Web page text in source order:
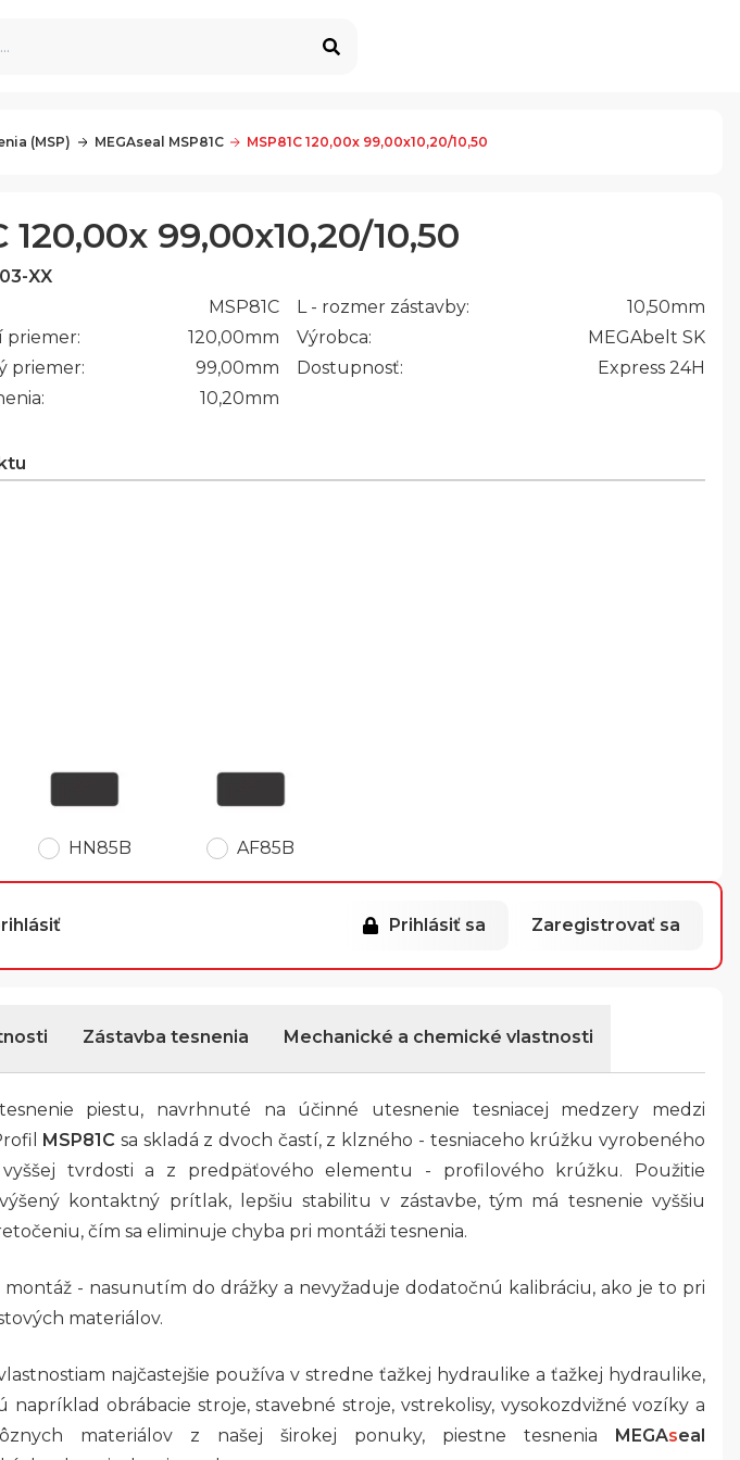
(MSP) MEGAseal MSP81C MSP81C 120,00x 99,00x10,20/10,50
120,00x 99,00x10,20/10,50
XX
MSP81C
priemer:
120,00mm
priemer:
99,00mm
10,20mm
L - rozmer zástavby: 10,50mm
Výrobca:
MEGAbelt SK
Dostupnosť:
Express 24H
HN85B AF85B
Prihlásiť sa Zaregistrovať sa
Zástavba tesnenia Mechanické a chemické vlastnosti
piestu, navrhnuté na účinné utesnenie tesniacej medzery medzi
MSP81C sa skladá z dvoch častí, z klzného - tesniaceho krúžku vyrobeného
tvrdosti a z predpäťového elementu - profilového krúžku. Použitie
kontaktný prítlak, lepšiu stabilitu v zástavbe, tým má tesnenie vyššiu
čím sa eliminuje chyba pri montáži tesnenia.
- nasunutím do drážky a nevyžaduje dodatočnú kalibráciu, ako je to pri
materiálov.
najčastejšie používa v stredne ťažkej hydraulike a ťažkej hydraulike,
napríklad obrábacie stroje, stavebné stroje, vstrekolisy, vysokozdvižné vozíky a
materiálov z našej širokej ponuky, piestne tesnenia MEGAseal